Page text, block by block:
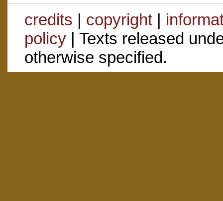
credits | copyright|
policy| Texts released
otherwise specified.